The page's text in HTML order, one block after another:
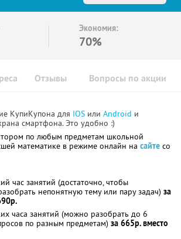
Экономия:
70%
Отзывы Вопросы по акции
КупиКупона для IOS или Android и
смартфона. Это удобно :)
по любым предметам школьной
математике в режиме онлайн на сайте со
час занятий (достаточно, чтобы
непонятную тему или пару задач) за
часа занятий (можно разобрать до 6
по разным предметам) за 665р. вместо